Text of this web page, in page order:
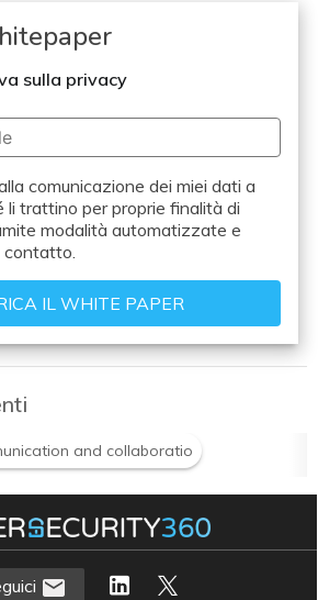
sulla privacy
comunicazione dei miei dati a
li trattino per proprie finalità di
modalità automatizzate e
and collaboratio